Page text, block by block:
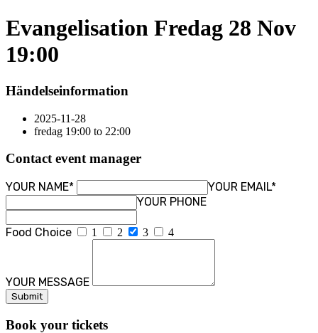
Evangelisation Fredag 28 Nov
19:00
Händelseinformation
2025-11-28
fredag 19:00 to 22:00
Contact event manager
YOUR NAME*
YOUR EMAIL*
YOUR PHONE
Food Choice 1 2 3 4
YOUR MESSAGE
Book your tickets